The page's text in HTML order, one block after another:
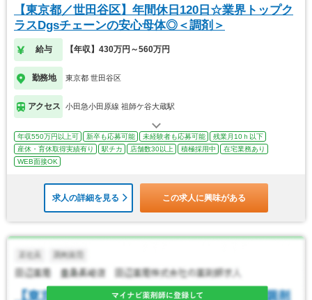
【東京都／世田谷区】年間休日120日☆業界トップク
ラスDgsチェーンの安心母体◎＜調剤＞
給与 【年収】430万円～560万円
勤務地 東京都 世田谷区
アクセス 小田急小田原線 祖師ケ谷大蔵駅
年収550万円以上可 新卒も応募可能 未経験者も応募可能
残業月10ｈ以下
産休・育休取得実績有り
駅チカ 店舗数30以上 積極採用中
在宅業務あり
WEB面接OK
求人の詳細を見る この求人に興味がある